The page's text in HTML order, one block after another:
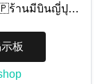
ร้านมีบินญี่ปุ…
板